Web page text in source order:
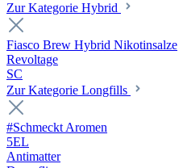
Zur Kategorie Hybrid
Fiasco Brew Hybrid Nikotinsalze
Revoltage
SC
Zur Kategorie Longfills
#Schmeckt Aromen
5EL
Antimatter